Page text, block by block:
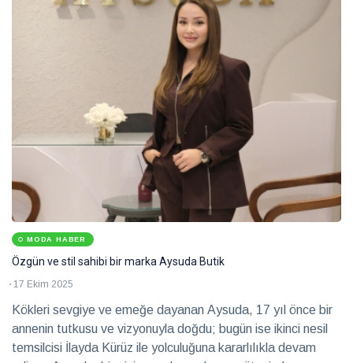
Kültür & Sanat
Haberler
Benim
için
her
hasta
özeldir
28
Temmuz
2026
Ruhun
yolculuğuna
güvenli bir
28 Temmuz
MODA HABER
Özgün ve stil sahibi bir marka Aysuda Butik
17 Ekim 2025
Kökleri sevgiye ve emeğe dayanan Aysuda, 17 yıl önce bir
annenin tutkusu ve vizyonuyla doğdu; bugün ise ikinci nesil
temsilcisi İlayda Kürüz ile yolculuğuna kararlılıkla devam